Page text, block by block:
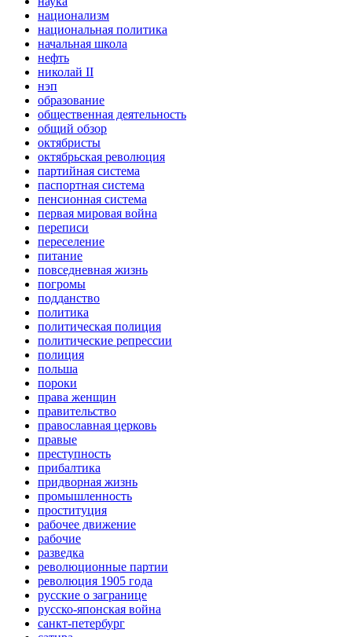
национализм
национальная политика
начальная школа
нефть
николай II
нэп
образование
общественная деятельность
общий обзор
октябристы
октябрьская революция
партийная система
паспортная система
пенсионная система
первая мировая война
переписи
переселение
питание
повседневная жизнь
погромы
подданство
политика
политическая полиция
политические репрессии
полиция
польша
пороки
права женщин
правительство
православная церковь
правые
преступность
прибалтика
придворная жизнь
промышленность
проституция
рабочее движение
рабочие
разведка
революционные партии
революция 1905 года
русские о загранице
русско-японская война
санкт-петербург